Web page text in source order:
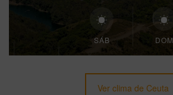
SÁB DOM
Ver clima de Ceuta